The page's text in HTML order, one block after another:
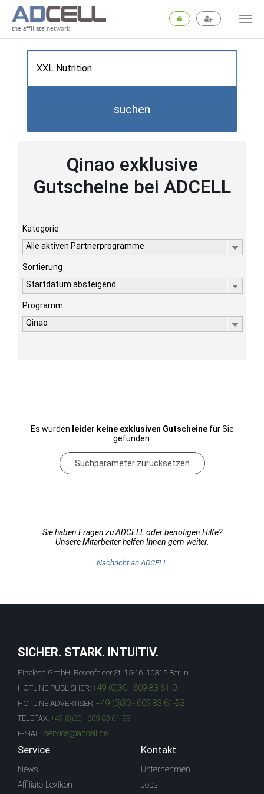
the affiliate network
suchen
Qinao exklusive
Gutscheine bei ADCELL
Kategorie
Alle aktiven Partnerprogramme
Sortierung
Startdatum absteigend
Programm
Qinao
Es wurden leider keine exklusiven Gutscheinefür Sie
gefunden.
Suchparameter zurücksetzen
Sie haben Fragen zu ADCELL oder benötigen Hilfe?
Unsere Mitarbeiter helfen Ihnen gern weiter.
Nachricht an ADCELL
SICHER. STARK. INTUITIV.
Firstlead GmbH, Rosenfelder St. 15-16, 10315 Berlin
HOTLINE PUBLISHER: +49 (0)30 - 609 83 61-0
HOTLINE ADVERTISER: +49 (0)30 - 609 83 61-23
TELEFAX: +49 (0)30 - 609 83 61-99
E-MAIL: service@adcell.de
Service
News
Affiliate-Lexikon
Kontakt
Unternehmen
Jobs